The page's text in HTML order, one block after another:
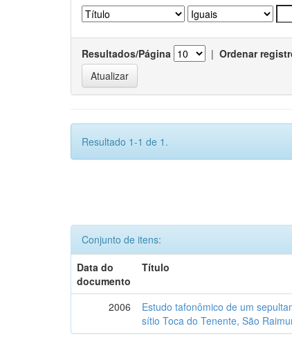
Resultados/Página | Ordenar
Resultado 1-1 de 1.
Conjunto de itens:
Data do
documento
Título
2006
Estudo tafonômico de um
sítio Toca do Tenente, São